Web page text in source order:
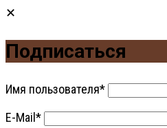
Подписаться
Имя пользователя*
E-Mail *